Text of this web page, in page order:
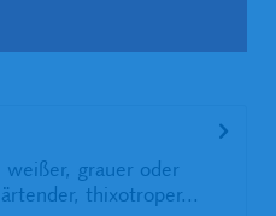
weißer, grauer oder
thixotroper...